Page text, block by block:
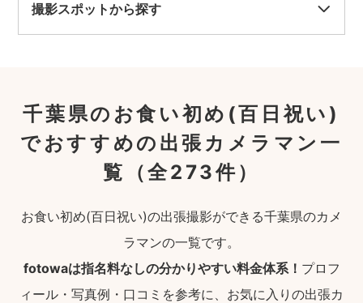
撮影スポットから探す
千葉県のお食い初め(百日祝い)
でおすすめの出張カメラマン一
覧
（全273件）
お食い初め(百日祝い)の出張撮影ができる千葉県のカメ
ラマンの一覧です。
fotowaは指名料なしの分かりやすい料金体系！ プロフ
ィール・写真例・口コミを参考に、お気に入りの出張カ